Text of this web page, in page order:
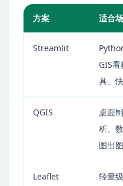
方案 适合
Streamlit
GIS
具、
QGIS
桌面
析、
图出图
Leaflet
轻量